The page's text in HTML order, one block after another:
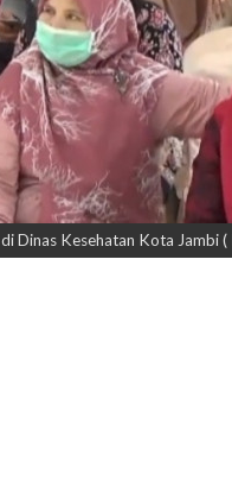
Dinas Kesehatan Kota Jambi